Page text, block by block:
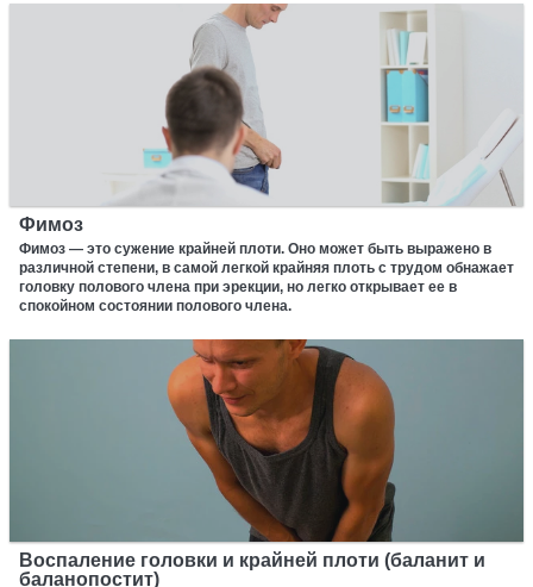
Фимоз
Фимоз — это сужение крайней плоти. Оно может быть выражено в
различной степени, в самой легкой крайняя плоть с трудом обнажает
головку полового члена при эрекции, но легко открывает ее в
спокойном состоянии полового члена.
Воспаление головки и крайней плоти (баланит и
баланопостит)